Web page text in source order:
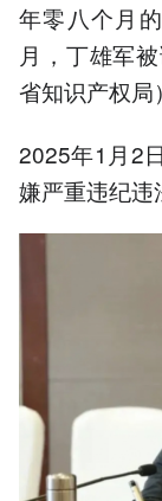
年零八个月
月，丁雄军
省知识产权局
2025年1月2
嫌严重违纪违